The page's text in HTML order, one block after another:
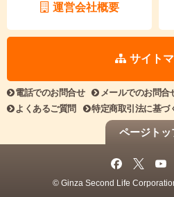
運営会社概要
サイト
電話でのお問合せ メールでのお問合
よくあるご質問
特定商取引法に基づ
ページトッ
© Ginza Second Life